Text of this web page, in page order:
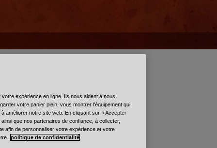
expérience en ligne. Ils nous aident à nous
votre panier plein, vous montrer l'équipement qui
améliorer notre site web. En cliquant sur « Accepter
que nos partenaires de confiance, à collecter,
afin de personnaliser votre expérience et votre
politique de confidentialité